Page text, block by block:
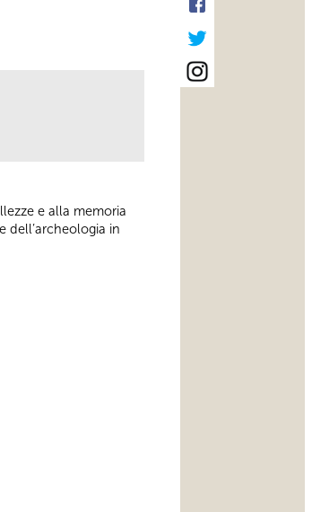
e alla memoria
dell’archeologia in